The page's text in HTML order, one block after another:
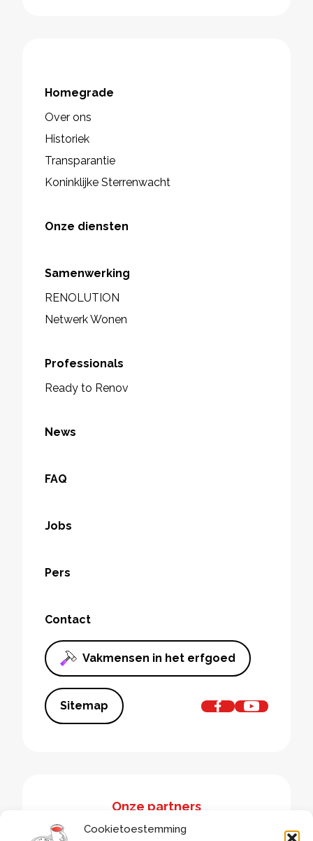
Cookietoestemming
Homegrade
Over ons
Historiek
Transparantie
Koninklijke Sterrenwacht
Onze diensten
Samenwerking
RENOLUTION
Netwerk Wonen
Professionals
Ready to Renov
News
FAQ
Jobs
Pers
Contact
Vakmensen in het erfgoed
Sitemap
Onze partners